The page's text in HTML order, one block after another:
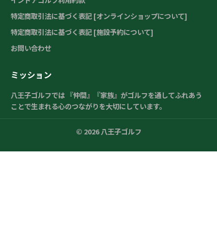
特定商取引法に基づく表記 [オンラインショップについて]
特定商取引法に基づく表記 [施設予約について]
お問い合わせ
ミッション
八王子ゴルフでは 『仲間』『家族』がゴルフを通してふれあう
ことで生まれる心のつながりを大切にしています。
© 2026 八王子ゴルフ